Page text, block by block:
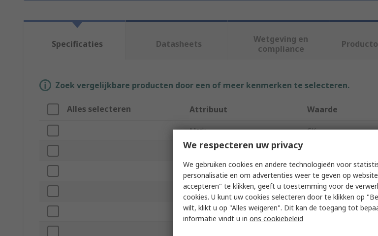
Specificaties Datasheets
Wetgeving en
compliance
Zoek vergelijkbare producten door een of meer kenmerken te selecteren.
Alles selecteren Attribuut Waarde
Merk CK
Product Type
Material Stainless Steel
Overall Length 120mm
Point Type Fine, Very Sharp
We respecteren uw privacy
We gebruiken cookies en andere technologieën voor
personalisatie en om advertenties weer te geven op
accepteren" te klikken, geeft u toestemming voor de
cookies. U kunt uw cookies selecteren door te klikken op
wilt, klikt u op "Alles weigeren". Dit kan de toegang tot
informatie vindt u in ons cookiebeleid